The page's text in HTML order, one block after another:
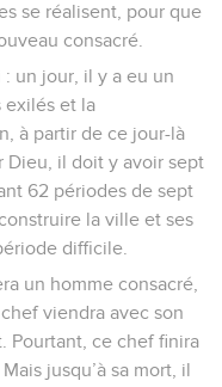
se réalisent, pour que
consacré.
un jour, il y a eu un
exilés et la
à partir de ce jour-là
Dieu, il doit y avoir sept
62 périodes de sept
la ville et ses
difficile.
un homme consacré,
viendra avec son
Pourtant, ce chef finira
jusqu’à sa mort, il